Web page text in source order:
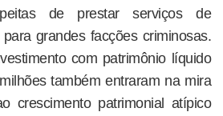
de prestar serviços de
grandes facções criminosas.
com patrimônio líquido
também entraram na mira
crescimento patrimonial atípico